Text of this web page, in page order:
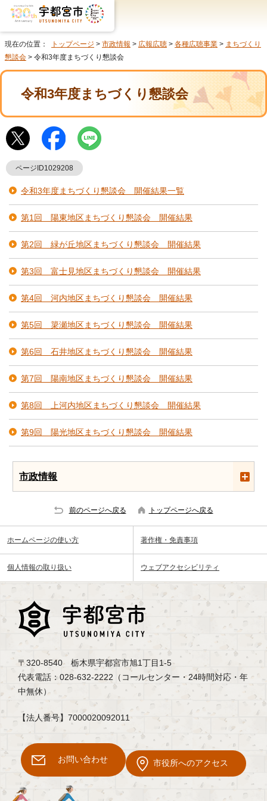
現在の位置： トップページ > 市政情報 > 広報広聴 > 各種広聴事業 > まちづくり
懇談会 > 令和3年度まちづくり懇談会
令和3年度まちづくり懇談会
ページID1029208
令和3年度まちづくり懇談会 開催結果一覧
第1回 陽東地区まちづくり懇談会 開催結果
第2回 緑が丘地区まちづくり懇談会 開催結果
第3回 富士見地区まちづくり懇談会 開催結果
第4回 河内地区まちづくり懇談会 開催結果
第5回 簗瀬地区まちづくり懇談会 開催結果
第6回 石井地区まちづくり懇談会 開催結果
第7回 陽南地区まちづくり懇談会 開催結果
第8回 上河内地区まちづくり懇談会 開催結果
第9回 陽光地区まちづくり懇談会 開催結果
市政情報
前のページへ戻る トップページへ戻る
ホームページの使い方 著作権・免責事項
個人情報の取り扱い ウェブアクセシビリティ
〒320-8540 栃木県宇都宮市旭1丁目1-5
代表電話：028-632-2222（コールセンター・24時間対応・年
中無休）
【法人番号】7000020092011
お問い合わせ 市役所へのアクセス